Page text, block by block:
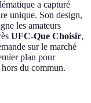
a capturé
unique. Son design,
les amateurs
UFC-Que Choisir,
sur le marché
plan pour
du commun.